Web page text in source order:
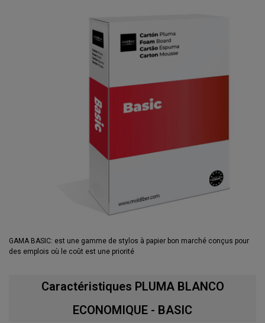
GAMA BASIC: est une gamme de stylos à papier bon marché conçus pour
des emplois où le coût est une priorité
Caractéristiques PLUMA BLANCO
ECONOMIQUE - BASIC